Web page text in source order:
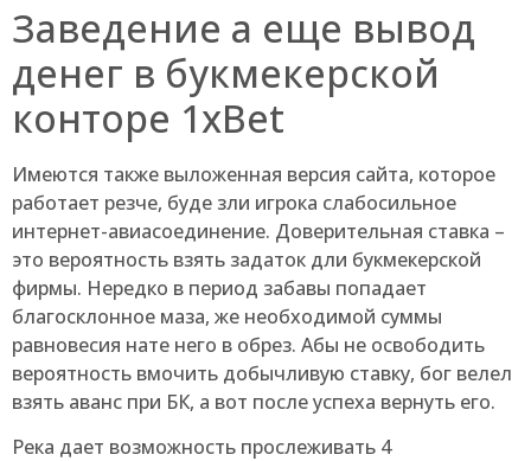
Заведение а еще вывод
денег в букмекерской
конторе 1xBet
Имеются также выложенная версия сайта, которое
работает резче, буде зли игрока слабосильное
интернет-авиасоединение. Доверительная ставка –
это вероятность взять задаток дли букмекерской
фирмы. Нередко в период забавы попадает
благосклонное маза, же необходимой суммы
равновесия нате него в обрез. Абы не освободить
вероятность вмочить добычливую ставку, бог велел
взять аванс при БК, а вот после успеха вернуть его.
Река дает возможность прослеживать 4